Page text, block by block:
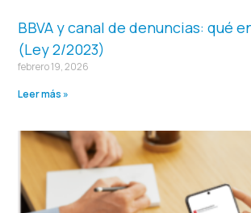
BBVA y canal de denuncias: qué
(Ley 2/2023)
febrero 19, 2026
Leer más »